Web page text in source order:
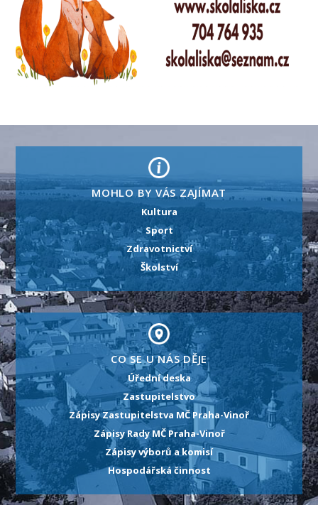
MOHLO BY VÁS ZAJÍMAT
Kultura
Sport
Zdravotnictví
Školství
CO SE U NÁS DĚJE
Úřední deska
Zastupitelstvo
Zápisy Zastupitelstva MČ Praha-Vinoř
Zápisy Rady MČ Praha-Vinoř
Zápisy výborů a komisí
Hospodářská činnost